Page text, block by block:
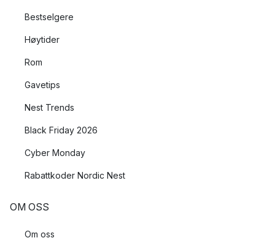
Bestselgere
Høytider
Rom
Gavetips
Nest Trends
Black Friday 2026
Cyber Monday
Rabattkoder Nordic Nest
OM OSS
Om oss